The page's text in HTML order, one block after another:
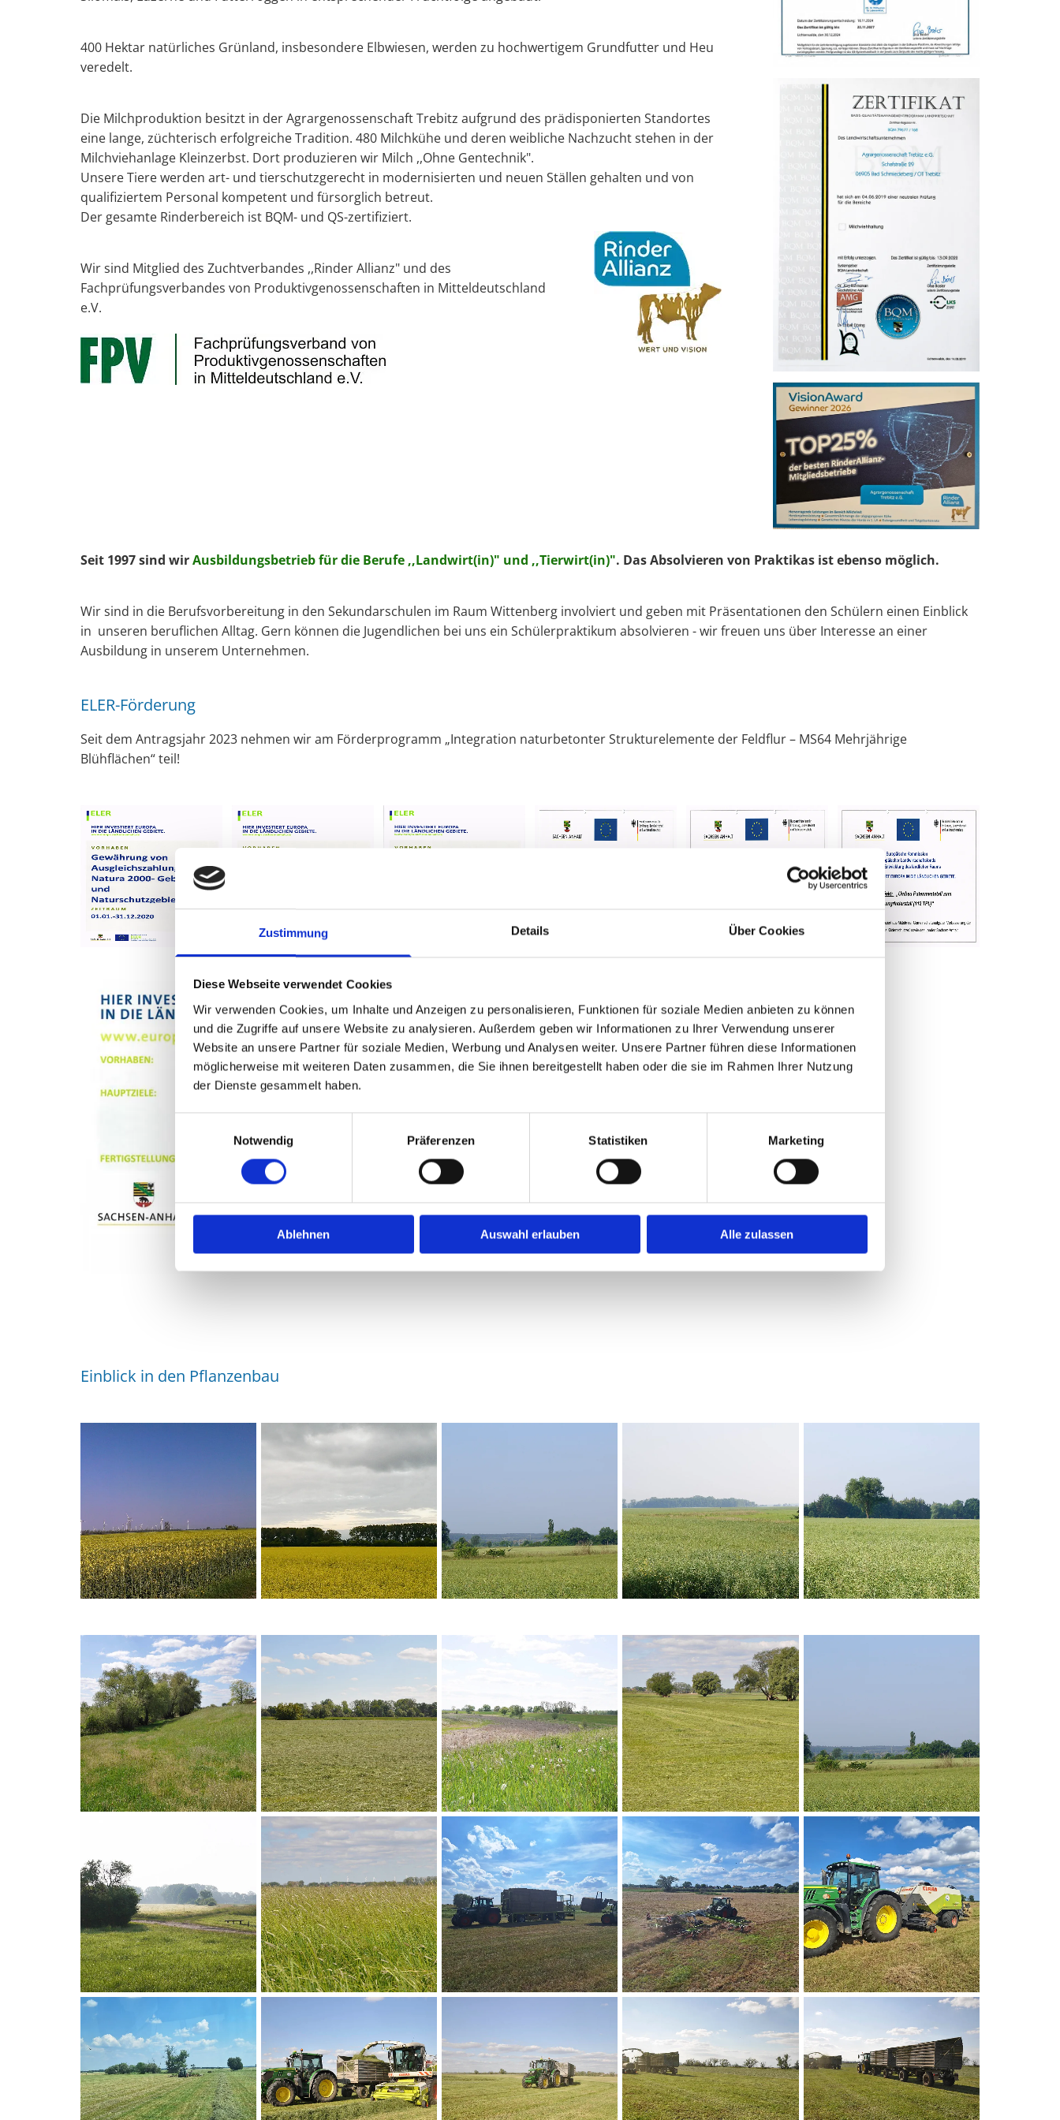
Zustimmung Details Über Cookies
Diese Webseite verwendet Cookies
Wir verwenden Cookies, um Inhalte und Anzeigen zu personalisieren, Funktionen für soziale Medien anbieten zu können
und die Zugriffe auf unsere Website zu analysieren. Außerdem geben wir Informationen zu Ihrer Verwendung unserer
Website an unsere Partner für soziale Medien, Werbung und Analysen weiter. Unsere Partner führen diese Informationen
möglicherweise mit weiteren Daten zusammen, die Sie ihnen bereitgestellt haben oder die sie im Rahmen Ihrer Nutzung
der Dienste gesammelt haben.
Notwendig
Präferenzen Statistiken Marketing
Ablehnen Auswahl erlauben Alle zulassen
400 Hektar natürliches Grünland, insbesondere Elbwiesen, werden zu hochwertigem Grundfutter und Heu
veredelt.
Die Milchproduktion besitzt in der Agrargenossenschaft Trebitz aufgrund des prädisponierten Standortes
eine lange, züchterisch erfolgreiche Tradition. 480 Milchkühe und deren weibliche Nachzucht stehen in der
Milchviehanlage Kleinzerbst. Dort produzieren wir Milch ,,Ohne Gentechnik".
Unsere Tiere werden art- und tierschutzgerecht in modernisierten und neuen Ställen gehalten und von
qualifiziertem Personal kompetent und fürsorglich betreut.
Der gesamte Rinderbereich ist BQM- und QS-zertifiziert.
Wir sind Mitglied des Zuchtverbandes ,,Rinder Allianz" und des
Fachprüfungsverbandes von Produktivgenossenschaften in Mitteldeutschland
e.V.
Seit 1997 sind wirAusbildungsbetrieb für die Berufe ,,Landwirt(in)" und ,,Tierwirt(in)". Das Absolvieren von Praktikas ist ebenso möglich.
Wir sind in die Berufsvorbereitung in den Sekundarschulen im Raum Wittenberg involviert und geben mit Präsentationen den Schülern einen Einblick
in unseren beruflichen Alltag. Gern können die Jugendlichen bei uns ein Schülerpraktikum absolvieren - wir freuen uns über Interesse an einer
Ausbildung in unserem Unternehmen.
ELER-Förderung
Seit dem Antragsjahr 2023 nehmen wir am Förderprogramm „Integration naturbetonter Strukturelemente der Feldflur – MS64 Mehrjährige
Blühflächen“ teil!
Einblick in den Pflanzenbau